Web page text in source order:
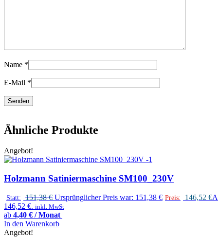
Name *
E-Mail *
Ähnliche Produkte
Angebot!
Holzmann Satiniermaschine SM100_230V
Statt: 151,38€ Ursprünglicher Preis war: 151,38 € Preis: 146,52 €
146,52 €. inkl. MwSt
ab 4,40 € / Monat
In den Warenkorb
Angebot!